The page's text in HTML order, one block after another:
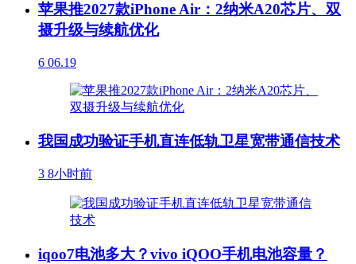
苹果推2027款iPhone Air：2纳米A20芯片、双
摄升级与续航优化
6 06.19
我国成功验证手机直连低轨卫星宽带通信技术
3 8小时前
iqoo7电池多大？vivo iQOO手机电池容量？